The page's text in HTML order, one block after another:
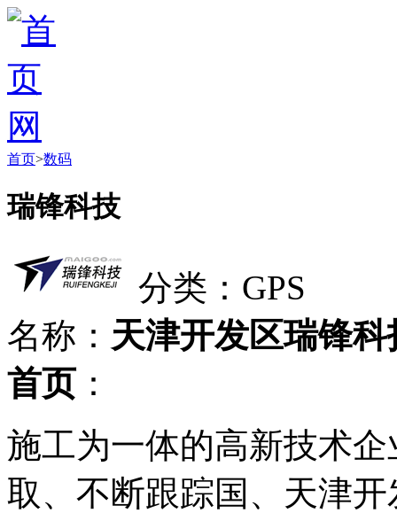
首页>数码
瑞锋科技
分类：GPS
名称： 天津开发区瑞锋科
首页 ：
施工为一体的高新技术
取、不断跟踪国、天津